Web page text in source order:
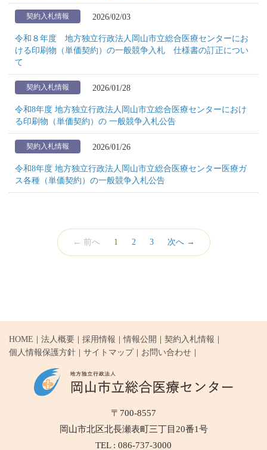
契約入札情報 2026/02/03
令和８年度 地方独立行政法人岡山市立総合医療センターにお
ける印刷物（単価契約）の一般競争入札 仕様書の訂正につい
て
契約入札情報 2026/01/28
令和8年度 地方独立行政法人岡山市立総合医療センターにおけ
る印刷物（単価契約）の 一般競争入札公告
契約入札情報 2026/01/26
令和8年度 地方独立行政法人岡山市立総合医療センター医療ガ
ス各種（単価契約）の一般競争入札公告
← 前へ 1 （こ
の
2 3 次へ →
HOME 法人概要 採用情報 情報公開
契約入札情報
個人情報保護方針
サイトマップ お問い合わせ
〒700-8557
岡山市北区北長瀬表町三丁目20番1号
TEL : 086-737-3000